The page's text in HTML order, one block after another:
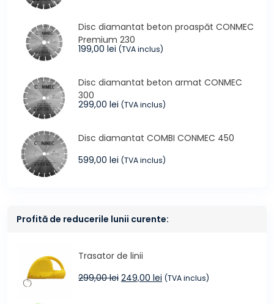
Disc diamantat beton proaspăt CONMEC
Premium 230
199,00 lei (TVA inclus)
Disc diamantat beton armat CONMEC
300
299,00 lei (TVA inclus)
Disc diamantat COMBI CONMEC 450
599,00 lei (TVA inclus)
Profită de reducerile lunii curente:
Trasator de linii
299,00lei Prețul
249,00 lei Prețul
(TVA inclus)